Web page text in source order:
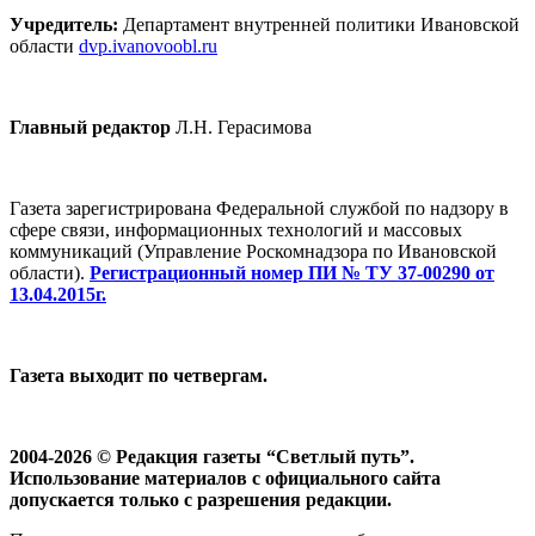
Учредитель: Департамент внутренней политики Ивановской
области dvp.ivanovoobl.ru
Главный редактор Л.Н. Герасимова
Газета зарегистрирована Федеральной службой по надзору в
сфере связи, информационных технологий и массовых
коммуникаций (Управление Роскомнадзора по Ивановской
области). Регистрационный номер ПИ № ТУ 37-00290 от
13.04.2015г.
Газета выходит по четвергам.
2004-2026 © Редакция газеты “Светлый путь”.
Использование материалов с официального сайта
допускается только с разрешения редакции.